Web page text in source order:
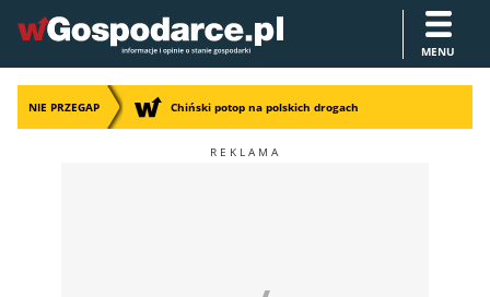
MENU
NIE PRZEGAP Chiński potop na polskich drogach